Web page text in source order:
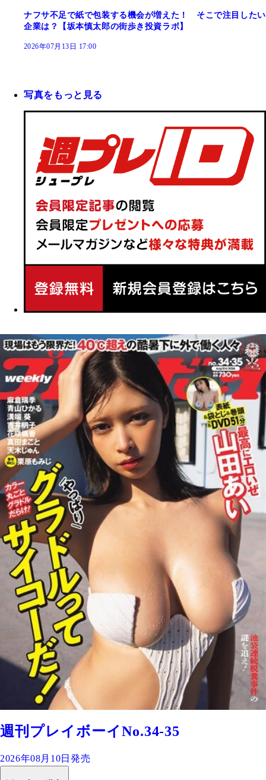
ナフサ不足で紙で包装する機会が増えた！ そこで注目したい
企業は？【坂本慎太郎の街歩き投資ラボ】
2026年07月13日 17:00
写真をもっと見る
週刊プレイボーイNo.34-35
2026年08月10日発売